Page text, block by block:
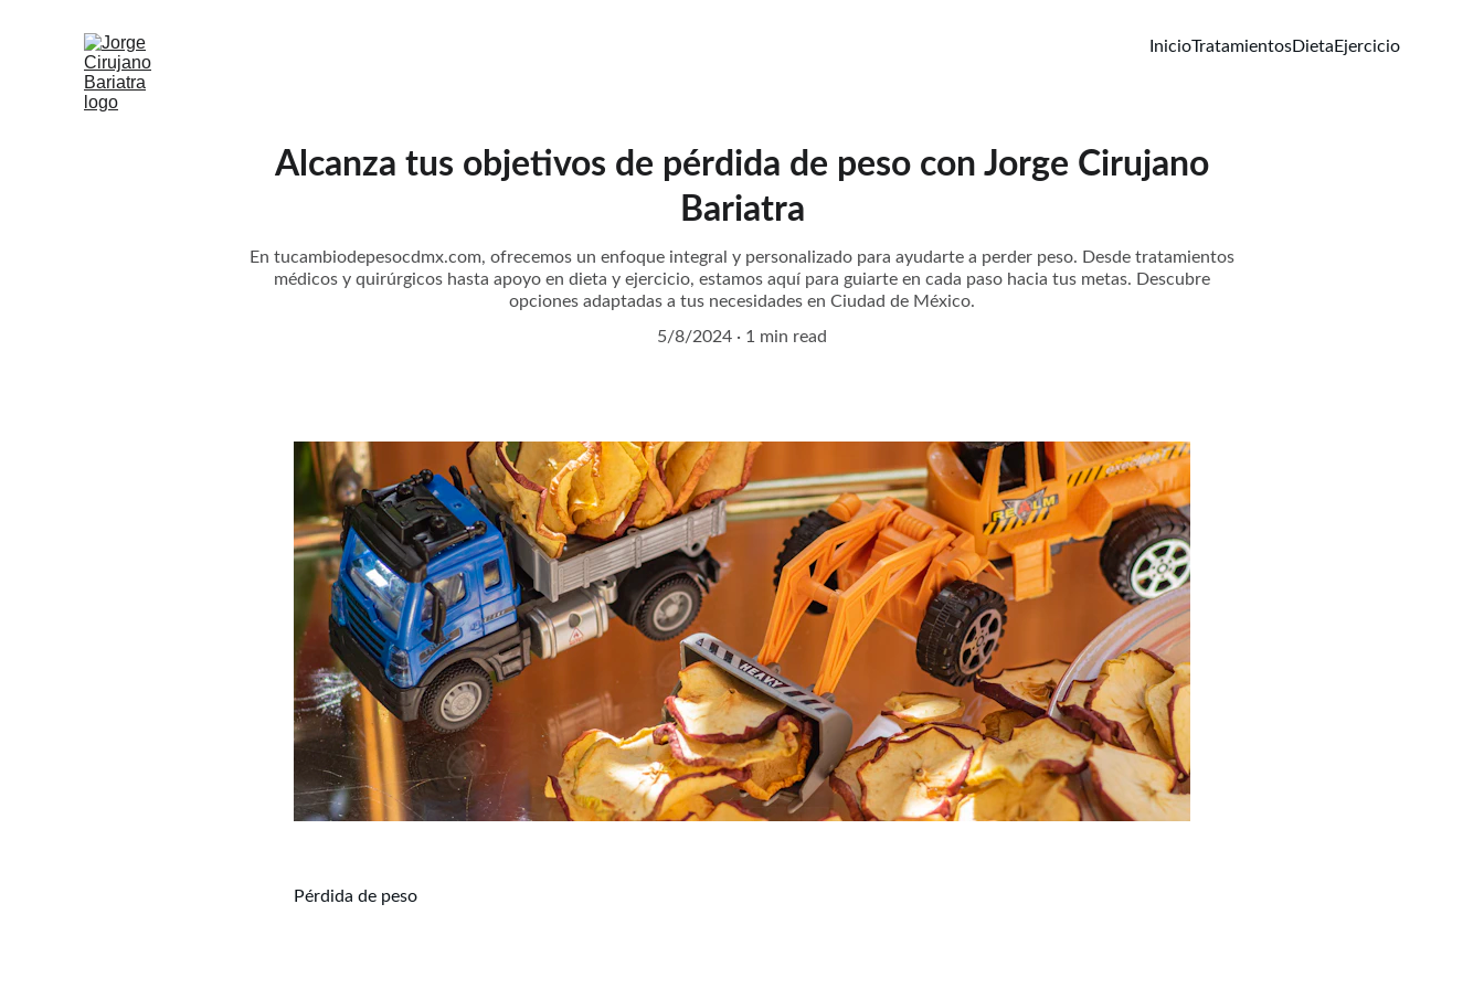
InicioTratamientosDieta Ejercicio
Alcanza tus objetivos de pérdida de peso con Jorge Cirujano
Bariatra
En tucambiodepesocdmx.com, ofrecemos un enfoque integral y personalizado para ayudarte a perder peso. Desde tratamientos
médicos y quirúrgicos hasta apoyo en dieta y ejercicio, estamos aquí para guiarte en cada paso hacia tus metas. Descubre
opciones adaptadas a tus necesidades en Ciudad de México.
5/8/2024
1 min read
Pérdida de peso